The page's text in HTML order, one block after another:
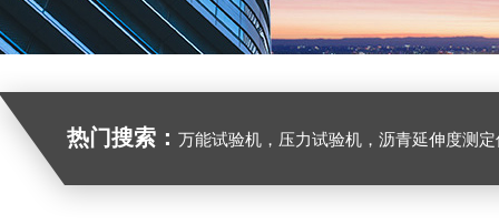
热门搜索： 万能试验机，压力试验机，沥青延伸度测定仪，沥青混合料拌合机，全自动沥青混合料离心式抽提仪，马歇尔电动